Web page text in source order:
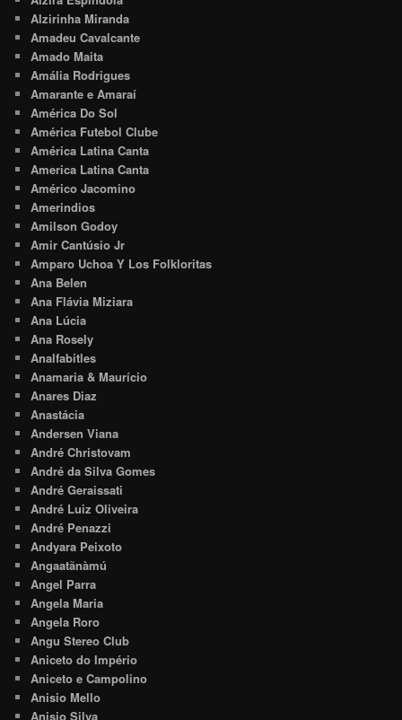
Alzirinha Miranda
Amadeu Cavalcante
Amado Maita
Amália Rodrigues
Amarante e Amaraí
América Do Sol
América Futebol Clube
América Latina Canta
America Latina Canta
Américo Jacomino
Amerindios
Amilson Godoy
Amir Cantúsio Jr
Amparo Uchoa Y Los Folkloritas
Ana Belen
Ana Flávia Miziara
Ana Lúcia
Ana Rosely
Analfabitles
Anamaria & Maurício
Anares Diaz
Anastácia
Andersen Viana
André Christovam
André da Silva Gomes
André Geraissati
André Luiz Oliveira
André Penazzi
Andyara Peixoto
Angaatãnàmú
Angel Parra
Angela Maria
Angela Roro
Angu Stereo Club
Aniceto do Império
Aniceto e Campolino
Anisio Mello
Anisio Silva